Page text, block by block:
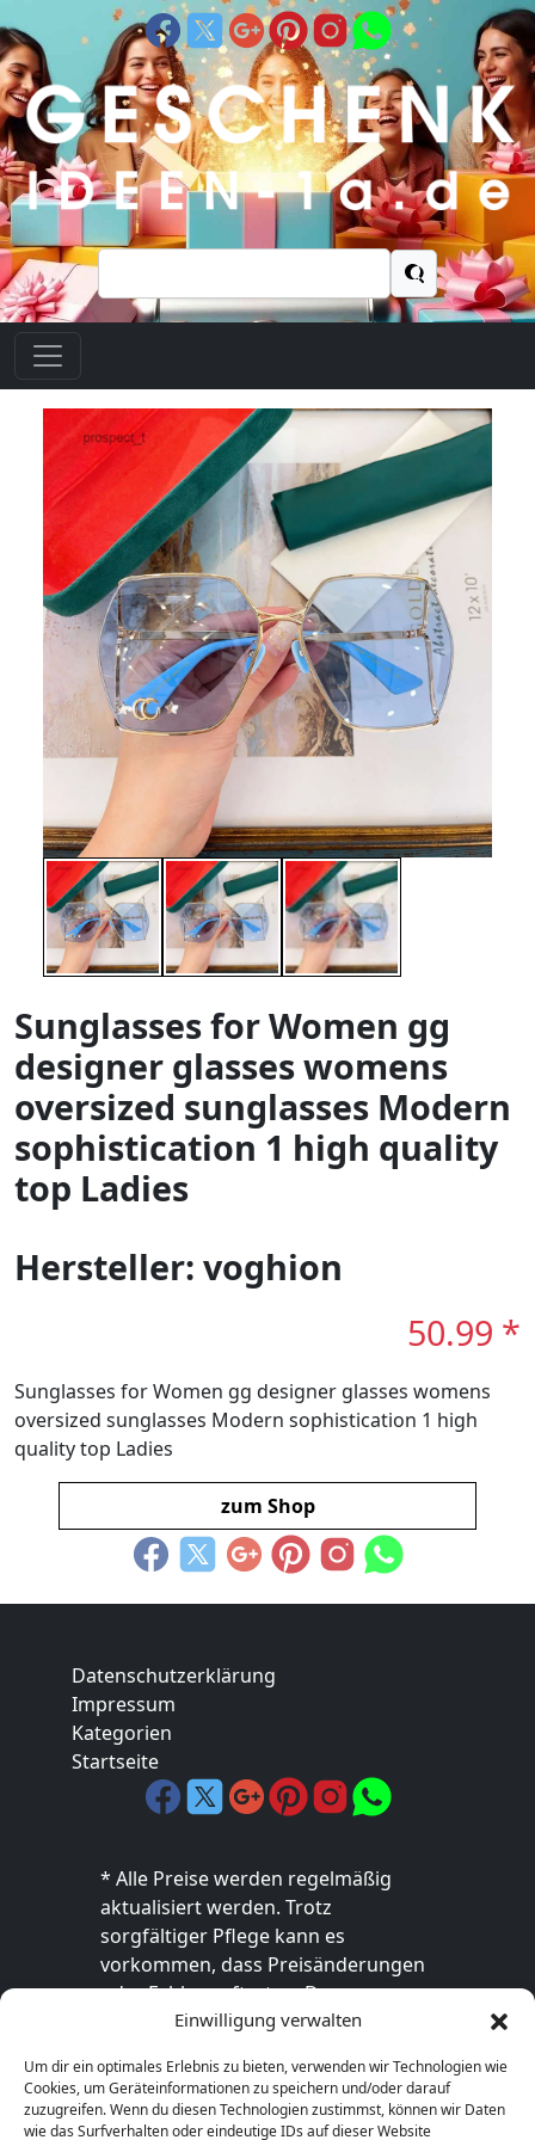
Einwilligung verwalten
Um dir ein optimales Erlebnis zu bieten, verwenden wir Technologien wie
Cookies, um Geräteinformationen zu speichern und/oder darauf
zuzugreifen. Wenn du diesen Technologien zustimmst, können wir Daten
wie das Surfverhalten oder eindeutige IDs auf dieser Website
Suchen
nach:
Sunglasses for Women gg
designer glasses womens
oversized sunglasses Modern
sophistication 1 high quality
top Ladies
Hersteller: voghion
50.99 *
Sunglasses for Women gg designer glasses womens
oversized sunglasses Modern sophistication 1 high
quality top Ladies
zum Shop
Datenschutzerklärung
Impressum
Kategorien
Startseite
* Alle Preise werden regelmäßig
aktualisiert werden. Trotz
sorgfältiger Pflege kann es
vorkommen, dass Preisänderungen
oder Fehler auftreten. Der
endgültige Preis sowie die
ausschließlich im jeweiligen Online-
Shop des Anbieters verbindlich. Bitte